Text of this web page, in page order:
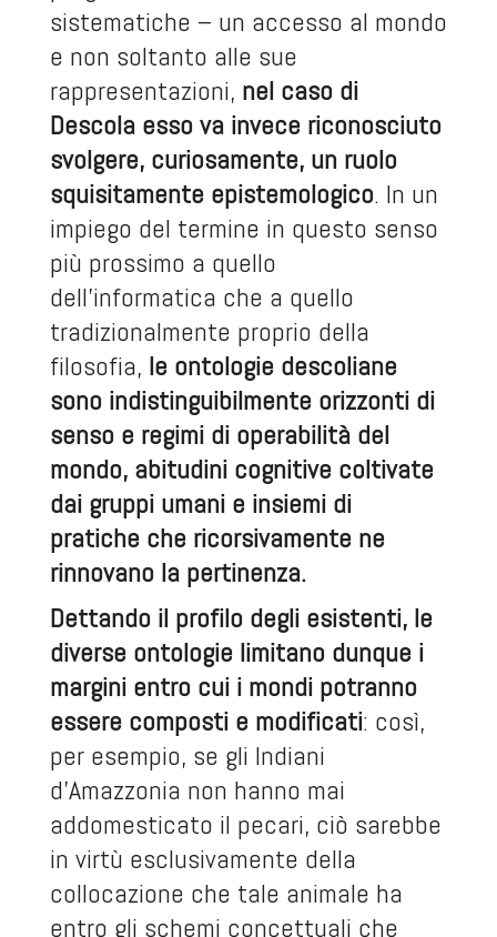
sistematiche – un accesso al mondo
e non soltanto alle sue
rappresentazioni, nel caso di
Descola esso va invece riconosciuto
svolgere, curiosamente, un ruolo
squisitamente epistemologico. In un
impiego del termine in questo senso
più prossimo a quello
dell’informatica che a quello
tradizionalmente proprio della
filosofia, le ontologie descoliane
sono indistinguibilmente orizzonti di
senso e regimi di operabilità del
mondo, abitudini cognitive coltivate
dai gruppi umani e insiemi di
pratiche che ricorsivamente ne
rinnovano la pertinenza.
Dettando il profilo degli esistenti, le
diverse ontologie limitano dunque i
margini entro cui i mondi potranno
essere composti e modificati: così,
per esempio, se gli Indiani
d’Amazzonia non hanno mai
addomesticato il pecari, ciò sarebbe
in virtù esclusivamente della
collocazione che tale animale ha
entro gli schemi concettuali che